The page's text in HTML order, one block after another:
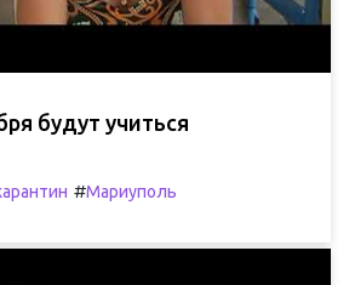
будут учиться
#Мариуполь